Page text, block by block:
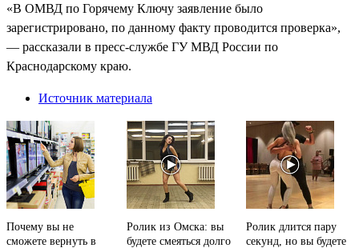
«В ОМВД по Горячему Ключу заявление было
зарегистрировано, по данному факту проводится проверка»,
— рассказали в пресс-службе ГУ МВД России по
Краснодарскому краю.
Источник материала
Почему вы не
сможете вернуть в
Ролик из Омска: вы
будете смеяться долго
Ролик длится пару
секунд, но вы будете